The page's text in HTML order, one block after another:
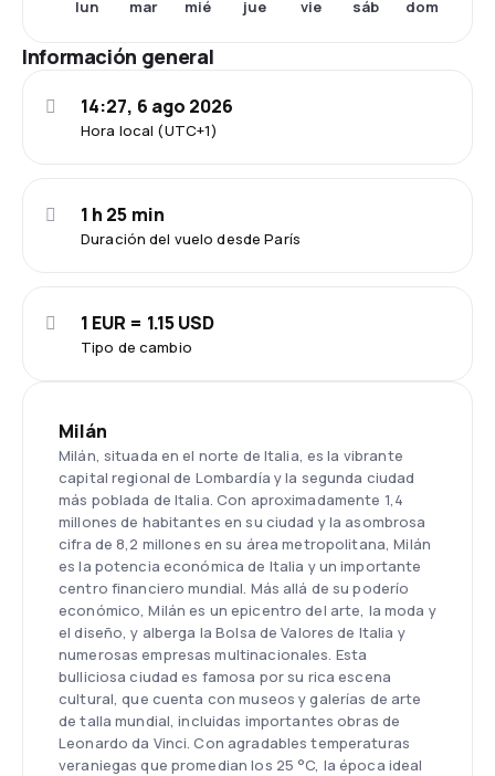
lun mar mié jue vie sáb dom
Información general
Hora local (UTC+1)
14:27, 6 ago 2026
Duración del vuelo desde París
1 h 25 min
Tipo de cambio
1 EUR = 1.15 USD
Milán
Milán, situada en el norte de Italia, es la vibrante
capital regional de Lombardía y la segunda ciudad
más poblada de Italia. Con aproximadamente 1,4
millones de habitantes en su ciudad y la asombrosa
cifra de 8,2 millones en su área metropolitana, Milán
es la potencia económica de Italia y un importante
centro financiero mundial. Más allá de su poderío
económico, Milán es un epicentro del arte, la moda y
el diseño, y alberga la Bolsa de Valores de Italia y
numerosas empresas multinacionales. Esta
bulliciosa ciudad es famosa por su rica escena
cultural, que cuenta con museos y galerías de arte
de talla mundial, incluidas importantes obras de
Leonardo da Vinci. Con agradables temperaturas
veraniegas que promedian los 25 °C, la época ideal